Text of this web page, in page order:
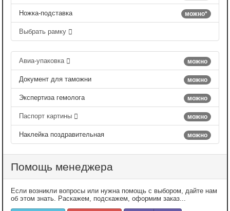
можно*
Ножка-подставка
Выбрать рамку
можно
Авиа-упаковка
можно
Документ для таможни
можно
Экспертиза гемолога
можно
Паспорт картины
можно
Наклейка поздравительная
Помощь менеджера
Если возникли вопросы или нужна помощь с выбором, дайте нам
об этом знать. Раскажем, подскажем, оформим заказ...